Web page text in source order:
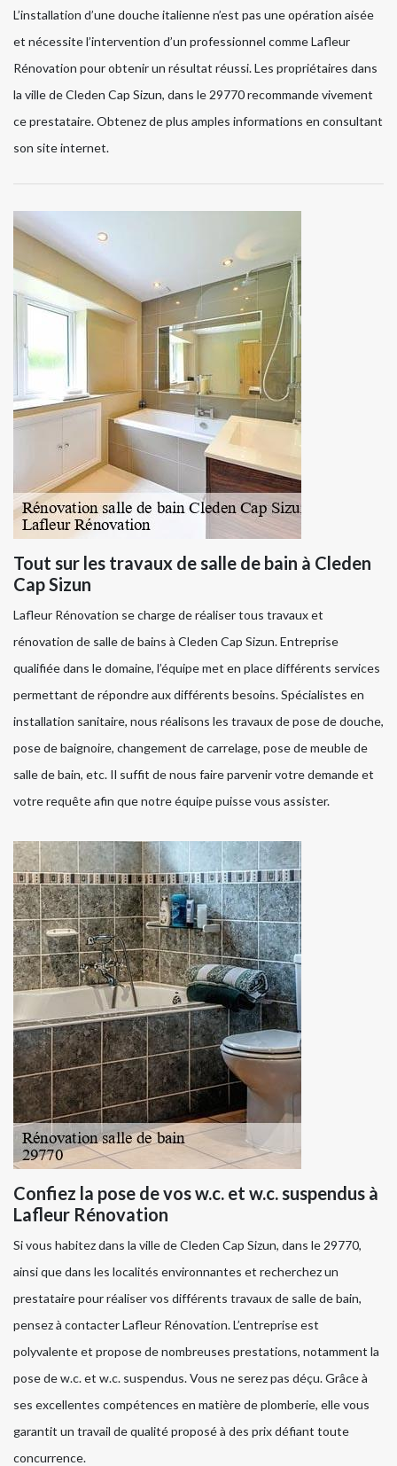
L’installation d’une douche italienne n’est pas une opération aisée
et nécessite l’intervention d’un professionnel comme Lafleur
Rénovation pour obtenir un résultat réussi. Les propriétaires dans
la ville de Cleden Cap Sizun, dans le 29770 recommande vivement
ce prestataire. Obtenez de plus amples informations en consultant
son site internet.
Tout sur les travaux de salle de bain à Cleden
Cap Sizun
Lafleur Rénovation se charge de réaliser tous travaux et
rénovation de salle de bains à Cleden Cap Sizun. Entreprise
qualifiée dans le domaine, l’équipe met en place différents services
permettant de répondre aux différents besoins. Spécialistes en
installation sanitaire, nous réalisons les travaux de pose de douche,
pose de baignoire, changement de carrelage, pose de meuble de
salle de bain, etc. Il suffit de nous faire parvenir votre demande et
votre requête afin que notre équipe puisse vous assister.
Confiez la pose de vos w.c. et w.c. suspendus à
Lafleur Rénovation
Si vous habitez dans la ville de Cleden Cap Sizun, dans le 29770,
ainsi que dans les localités environnantes et recherchez un
prestataire pour réaliser vos différents travaux de salle de bain,
pensez à contacter Lafleur Rénovation. L’entreprise est
polyvalente et propose de nombreuses prestations, notamment la
pose de w.c. et w.c. suspendus. Vous ne serez pas déçu. Grâce à
ses excellentes compétences en matière de plomberie, elle vous
garantit un travail de qualité proposé à des prix défiant toute
concurrence.